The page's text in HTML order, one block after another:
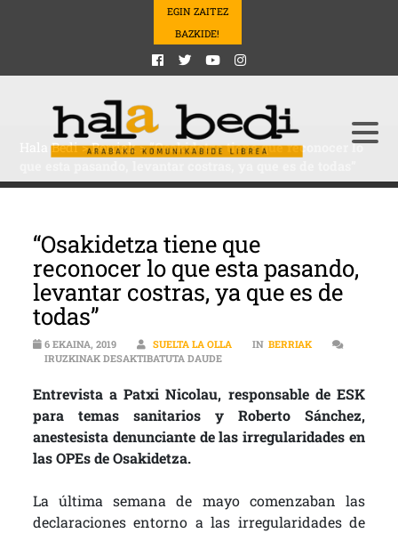
EGIN ZAITEZ
BAZKIDE!
Hala Bedi>Berriak>“Osakidetza tiene que reconocer lo
“Osakidetza tiene que
reconocer lo que esta pasando,
levantar costras, ya que es de
todas”
6 EKAINA, 2019 SUELTA LA OLLA IN BERRIAK
IRUZKINAK DESAKTIBATUTA DAUDE“OSAKIDETZA TIENE QUE
Entrevista a Patxi Nicolau, responsable de ESK
para temas sanitarios y Roberto Sánchez,
anestesista denunciante de las irregularidades en
las OPEs de Osakidetza.
La última semana de mayo comenzaban las
declaraciones entorno a las irregularidades de